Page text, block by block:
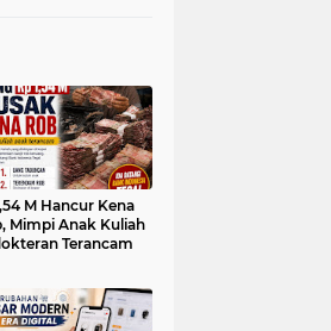
M Hancur Kena
Mimpi Anak Kuliah
Terancam